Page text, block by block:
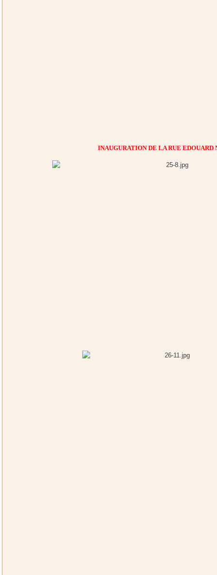
INAUGURATION DE LA RUE EDOUARD